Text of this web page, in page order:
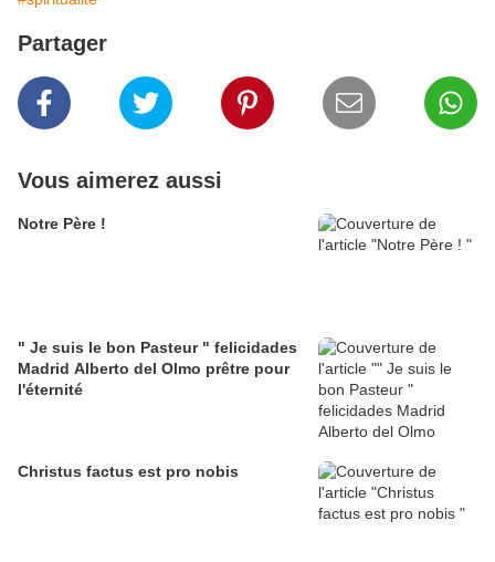
Partager
Vous aimerez aussi
Notre Père !
" Je suis le bon Pasteur " felicidades
Madrid Alberto del Olmo prêtre pour
l'éternité
Christus factus est pro nobis